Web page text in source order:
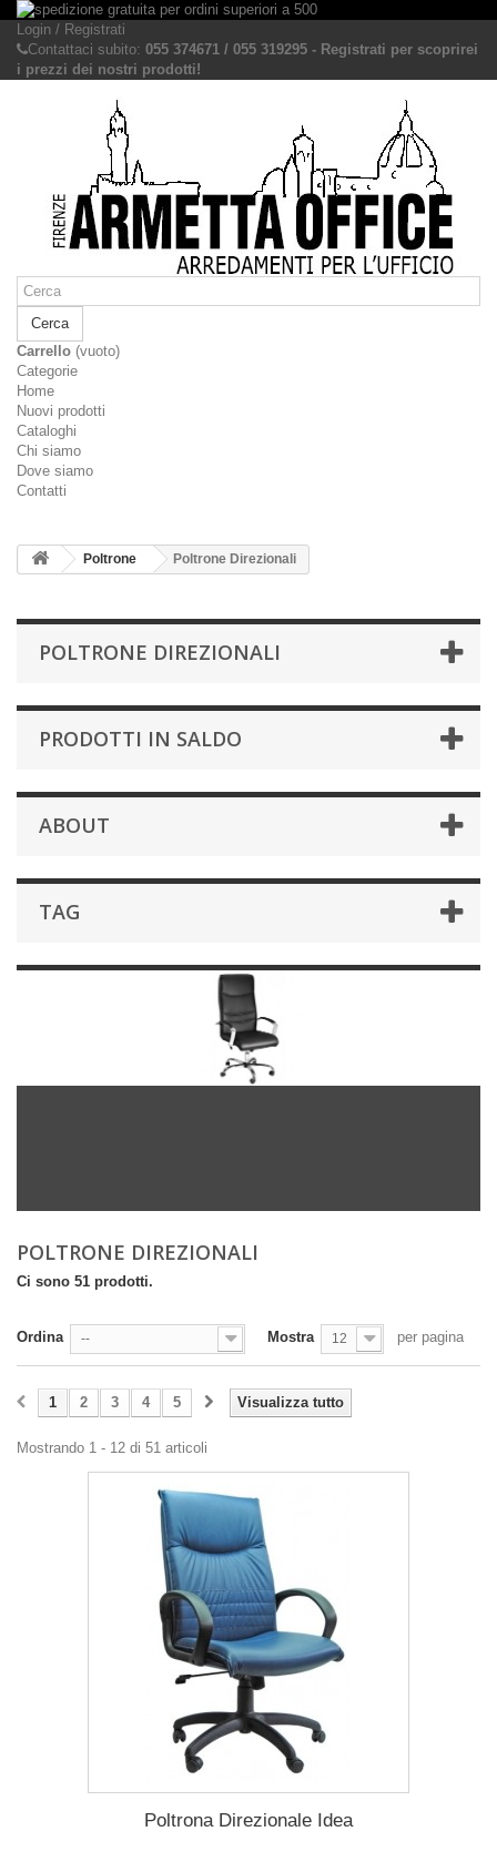
Login / Registrati
Contattaci subito: 055 374671 / 055 319295 - Registrati per scoprirei
i prezzi dei nostri prodotti!
Cerca
Carrello (vuoto)
Categorie
Home
Nuovi prodotti
Cataloghi
Chi siamo
Dove siamo
Contatti
Poltrone Poltrone Direzionali
POLTRONE DIREZIONALI
PRODOTTI IN SALDO
ABOUT
TAG
POLTRONE DIREZIONALI
Ci sono 51 prodotti.
Ordina -- Mostra 12 per pagina
Visualizza tutto
1 2 3 4 5
Mostrando 1 - 12 di 51 articoli
Poltrona Direzionale Idea